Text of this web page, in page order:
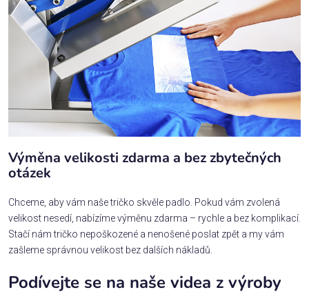
Výměna velikosti zdarma a bez zbytečných
otázek
Chceme, aby vám naše tričko skvěle padlo. Pokud vám zvolená
velikost nesedí, nabízíme výměnu zdarma – rychle a bez komplikací.
Stačí nám tričko nepoškozené a nenošené poslat zpět a my vám
zašleme správnou velikost bez dalších nákladů.
Podívejte se na naše videa z výroby